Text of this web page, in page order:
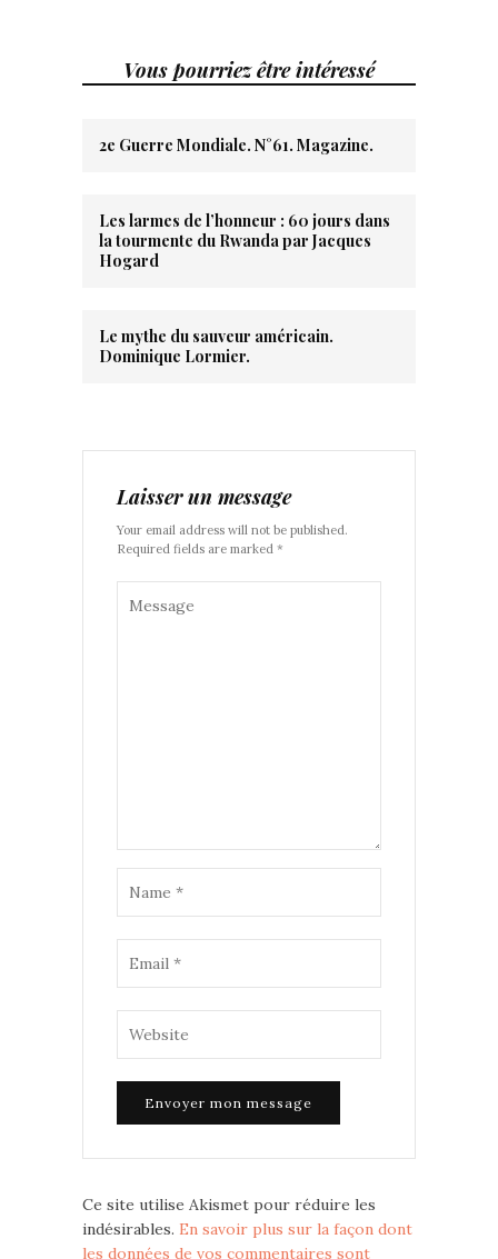
Vous pourriez être intéressé
2e Guerre Mondiale. N°61. Magazine.
Les larmes de l’honneur : 60 jours dans
la tourmente du Rwanda par Jacques
Hogard
Le mythe du sauveur américain.
Dominique Lormier.
Laisser un message
Your email address will not be published.
Required fields are marked *
Ce site utilise Akismet pour réduire les
indésirables. En savoir plus sur la façon dont
les données de vos commentaires sont